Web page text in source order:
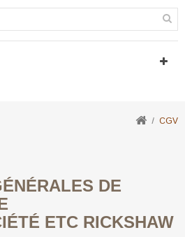
CGV
DE
ETC RICKSHAW